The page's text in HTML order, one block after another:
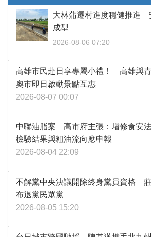
大林蒲遷村進度穩健推進
成型
2026-08-06 07:20
高雄市民赴日享專屬小禮！ 高雄與
奧市即日啟動景點互惠
2026-08-07 00:07
中聯油脂案 高市府主張：增修食安法
檢驗結果與粗油流向應申報
2026-08-04 22:09
不解黨中央決議開除終身黨員資格
布退黨民眾黨
2026-08-05 15:20